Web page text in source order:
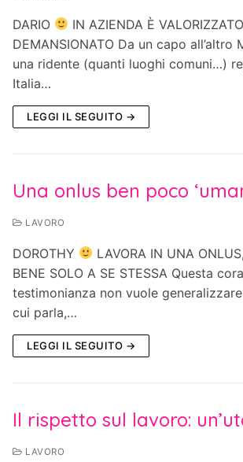
DARIO
IN AZIENDA È
DEMANSIONATO Da un capo all’altro
una ridente (quanti luoghi comuni…)
Italia…
LEGGI IL SEGUITO →
Una onlus ben poco
LAVORO
DOROTHY
LAVORA IN UNA
BENE SOLO A SE STESSA Questa
testimonianza non vuole
cui parla,…
LEGGI IL SEGUITO →
Il rispetto sul lavoro:
LAVORO